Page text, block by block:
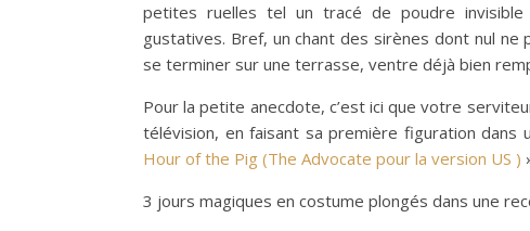
petites ruelles tel un tracé de poudre
gustatives. Bref, un chant des sirènes dont nul
se terminer sur une terrasse, ventre déjà bien
Pour la petite anecdote, c’est ici que votre
télévision, en faisant sa première figuration dans
Hour of the Pig (The Advocate pour la version US )
3 jours magiques en costume plongés dans une